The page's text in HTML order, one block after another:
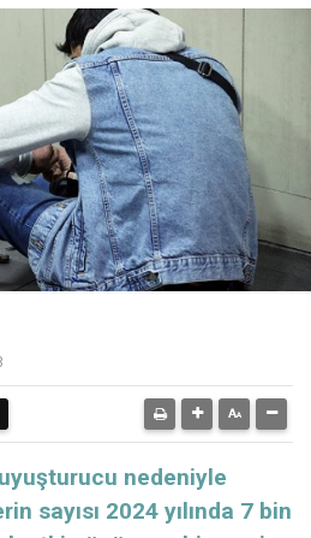
nedeniyle
sayısı 2024 yılında 7 bin